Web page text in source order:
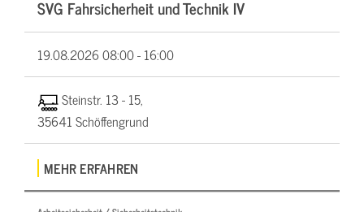
SVG Fahrsicherheit und Technik IV
19.08.202608:00 - 16:00
Steinstr. 13 - 15,
35641 Schöffengrund
MEHR ERFAHREN